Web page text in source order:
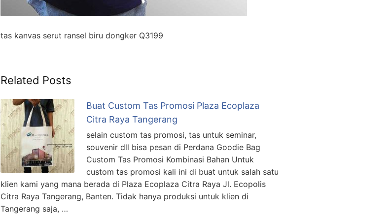
tas kanvas serut ransel biru dongker Q3199
Related Posts
Buat Custom Tas Promosi Plaza Ecoplaza
Citra Raya Tangerang
selain custom tas promosi, tas untuk seminar,
souvenir dll bisa pesan di Perdana Goodie Bag
Custom Tas Promosi Kombinasi Bahan Untuk
custom tas promosi kali ini di buat untuk salah satu
klien kami yang mana berada di Plaza Ecoplaza Citra Raya Jl. Ecopolis
Citra Raya Tangerang, Banten. Tidak hanya produksi untuk klien di
Tangerang saja, …